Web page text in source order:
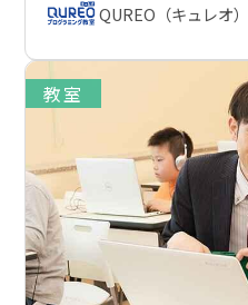
QUREO（キュレオ
教室